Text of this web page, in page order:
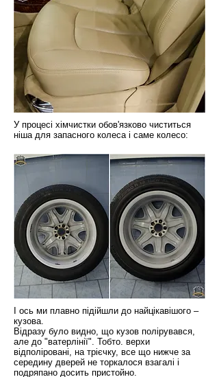
У процесі хімчистки обов'язково чиститься
ніша для запасного колеса і саме колесо:
І ось ми плавно підійшли до найцікавішого –
кузова.
Відразу було видно, що кузов полірувався,
але до "ватерлінії". Тобто. верхи
відполіровані, на трієчку, все що нижче за
середину дверей не торкалося взагалі і
подряпано досить пристойно.